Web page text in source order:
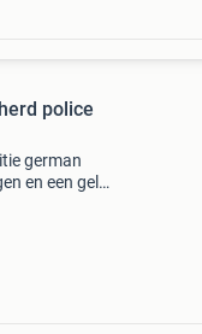
police
german
en een gele